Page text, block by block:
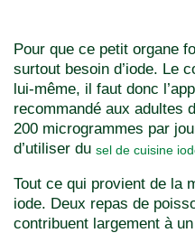
Pour que ce petit organe
surtout besoin d’iode. Le
lui-même, il faut donc
recommandé aux adultes
200 microgrammes par
d’utiliser du sel de cuisine
Tout ce qui provient de la
iode. Deux repas de
contribuent largement à